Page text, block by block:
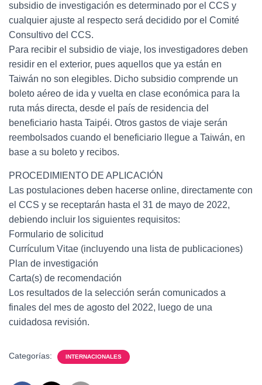
subsidio de investigación es determinado por el CCS y
cualquier ajuste al respecto será decidido por el Comité
Consultivo del CCS.
Para recibir el subsidio de viaje, los investigadores deben
residir en el exterior, pues aquellos que ya están en
Taiwán no son elegibles. Dicho subsidio comprende un
boleto aéreo de ida y vuelta en clase económica para la
ruta más directa, desde el país de residencia del
beneficiario hasta Taipéi. Otros gastos de viaje serán
reembolsados cuando el beneficiario llegue a Taiwán, en
base a su boleto y recibos.
PROCEDIMIENTO DE APLICACIÓN
Las postulaciones deben hacerse online, directamente con
el CCS y se receptarán hasta el 31 de mayo de 2022,
debiendo incluir los siguientes requisitos:
Formulario de solicitud
Currículum Vitae (incluyendo una lista de publicaciones)
Plan de investigación
Carta(s) de recomendación
Los resultados de la selección serán comunicados a
finales del mes de agosto del 2022, luego de una
cuidadosa revisión.
Categorías: INTERNACIONALES